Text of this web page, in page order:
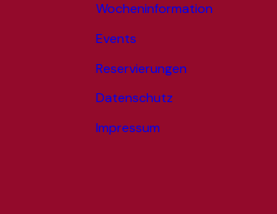
Wocheninformation
Events
Reservierungen
Datenschutz
Impressum